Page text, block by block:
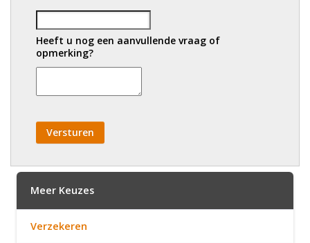
Heeft u nog een aanvullende vraag of
opmerking?
Versturen
Meer Keuzes
Verzekeren